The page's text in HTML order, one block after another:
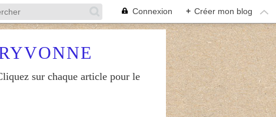
Connexion + Créer mon blog
sur chaque article pour le